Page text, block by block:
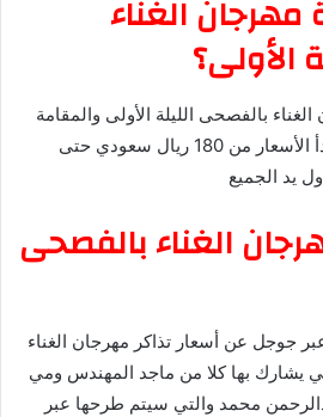
الغناء
الأولى؟
بالفصحى الليلة الأولى والمقامة
خلال شهر نوفمبر بحيث تبدأ الأسعار من 180 ريال سعودي حتى
يد الجميع
الغناء بالفصحى
جوجل عن أسعار تذاكر مهرجان الغناء
يشارك بها كلا من ماجد المهندس ومي
محمد والتي سيتم طرحها عبر